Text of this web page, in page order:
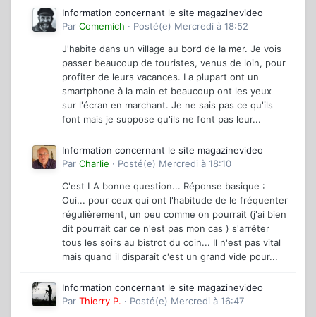
Information concernant le site magazinevideo
Par Comemich · Posté(e) Mercredi à 18:52
J'habite dans un village au bord de la mer. Je vois
passer beaucoup de touristes, venus de loin, pour
profiter de leurs vacances. La plupart ont un
smartphone à la main et beaucoup ont les yeux
sur l'écran en marchant. Je ne sais pas ce qu'ils
font mais je suppose qu'ils ne font pas leur...
Information concernant le site magazinevideo
Par Charlie · Posté(e) Mercredi à 18:10
C'est LA bonne question... Réponse basique :
Oui... pour ceux qui ont l'habitude de le fréquenter
régulièrement, un peu comme on pourrait (j'ai bien
dit pourrait car ce n'est pas mon cas ) s'arrêter
tous les soirs au bistrot du coin... Il n'est pas vital
mais quand il disparaît c'est un grand vide pour...
Information concernant le site magazinevideo
Par Thierry P. · Posté(e) Mercredi à 16:47